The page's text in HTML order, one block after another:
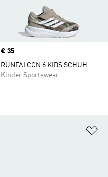
Price
€ 35
RUNFALCON 6 KIDS SCHUH
Kinder Sportswear